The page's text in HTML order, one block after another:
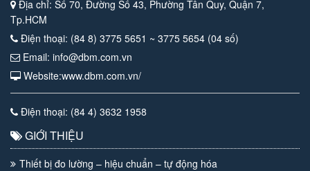
Địa chỉ: Số 70, Đường Số 43, Phường Tân Quy, Quận 7,
Tp.HCM
Điện thoại: (84 8) 3775 5651 ~ 3775 5654 (04 số)
Email: info@dbm.com.vn
Website:www.dbm.com.vn/
Điện thoại: (84 4) 3632 1958
GIỚI THIỆU
Thiết bị đo lường – hiệu chuẩn – tự động hóa